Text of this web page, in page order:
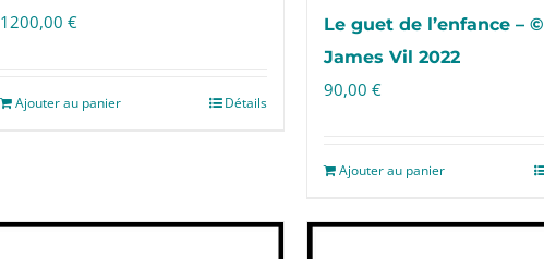
1200,00 €
Ajouter au panier Détails
Le guet de l’enfance – ©
James Vil 2022
90,00 €
Ajouter au panier